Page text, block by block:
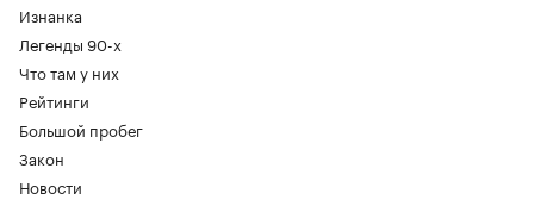
Изнанка
Легенды 90-х
Что там у них
Рейтинги
Большой пробег
Закон
Новости